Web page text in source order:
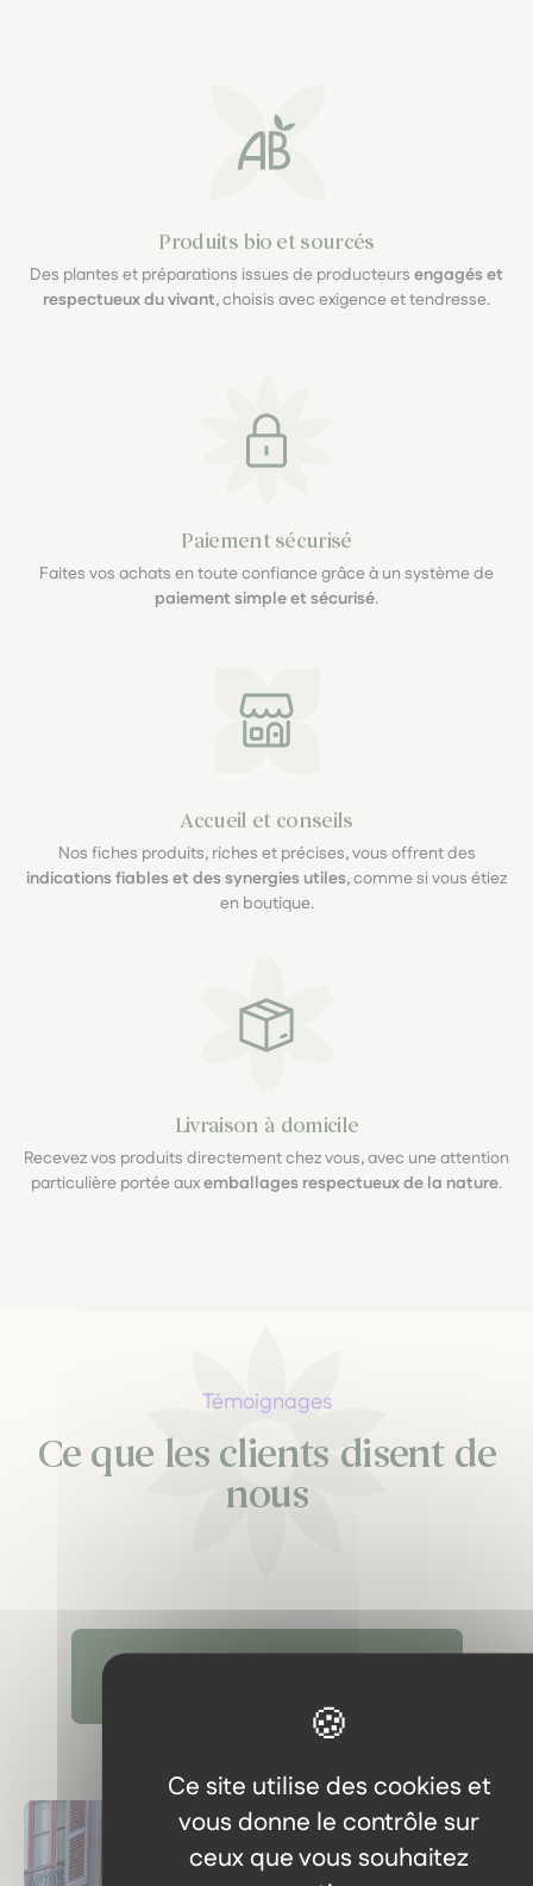
Ce site utilise des cookies et
vous donne le contrôle sur
ceux que vous souhaitez
Produits bio et sourcés
Des plantes et préparations issues de producteurs engagés et
respectueux du vivant, choisis avec exigence et tendresse.
Paiement sécurisé
Faites vos achats en toute confiance grâce à un système de
paiement simple et sécurisé.
Accueil et conseils
Nos fiches produits, riches et précises, vous offrent des
indications fiables et des synergies utiles, comme si vous étiez
en boutique.
Livraison à domicile
Recevez vos produits directement chez vous, avec une attention
particulière portée auxemballages respectueux de la nature.
Témoignages
Ce que les clients disent de
nous